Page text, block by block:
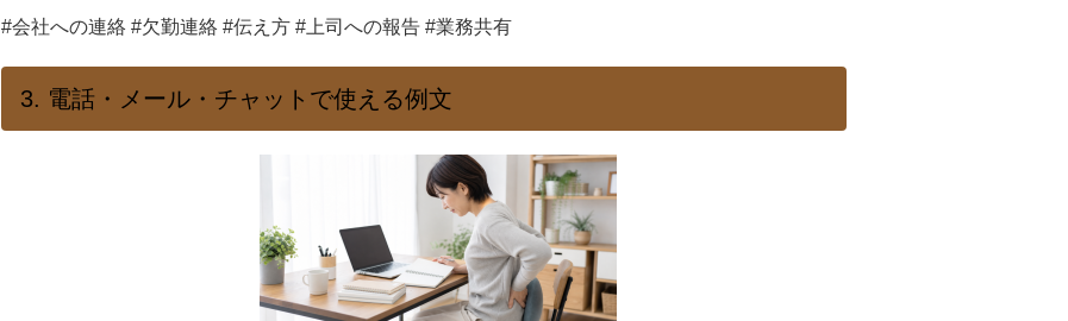
#会社への連絡 #欠勤連絡 #伝え方 #上司への報告 #業務共有
3. 電話・メール・チャットで使える例文